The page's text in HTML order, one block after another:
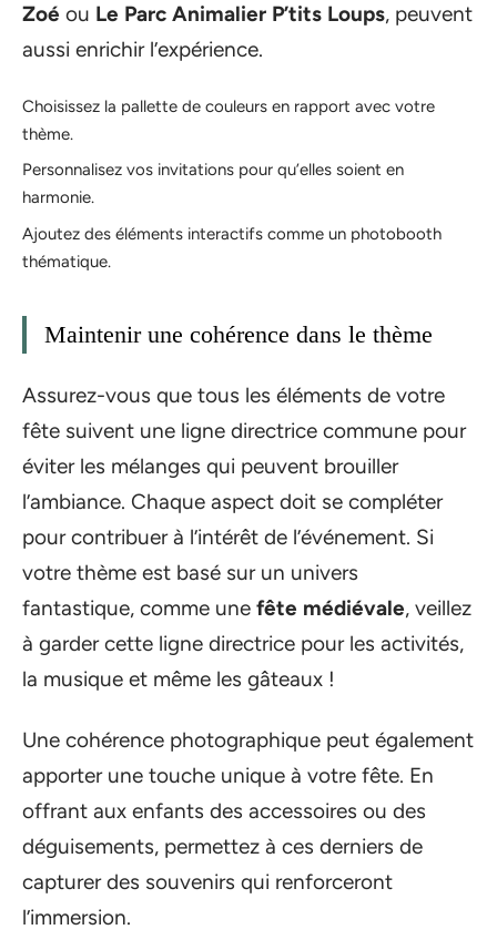
Zoé ou Le Parc Animalier P’tits Loups, peuvent
aussi enrichir l’expérience.
Choisissez la pallette de couleurs en rapport avec votre
thème.
Personnalisez vos invitations pour qu’elles soient en
harmonie.
Ajoutez des éléments interactifs comme un photobooth
thématique.
Maintenir une cohérence dans le thème
Assurez-vous que tous les éléments de votre
fête suivent une ligne directrice commune pour
éviter les mélanges qui peuvent brouiller
l’ambiance. Chaque aspect doit se compléter
pour contribuer à l’intérêt de l’événement. Si
votre thème est basé sur un univers
fantastique, comme une fête médiévale, veillez
à garder cette ligne directrice pour les activités,
la musique et même les gâteaux !
Une cohérence photographique peut également
apporter une touche unique à votre fête. En
offrant aux enfants des accessoires ou des
déguisements, permettez à ces derniers de
capturer des souvenirs qui renforceront
l’immersion.